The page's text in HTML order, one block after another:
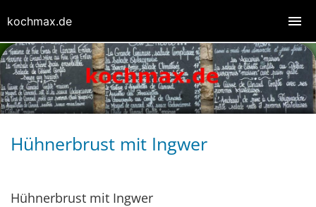
Hühnerbrust mit Ingwer
Hühnerbrust mit Ingwer
kochmax.de